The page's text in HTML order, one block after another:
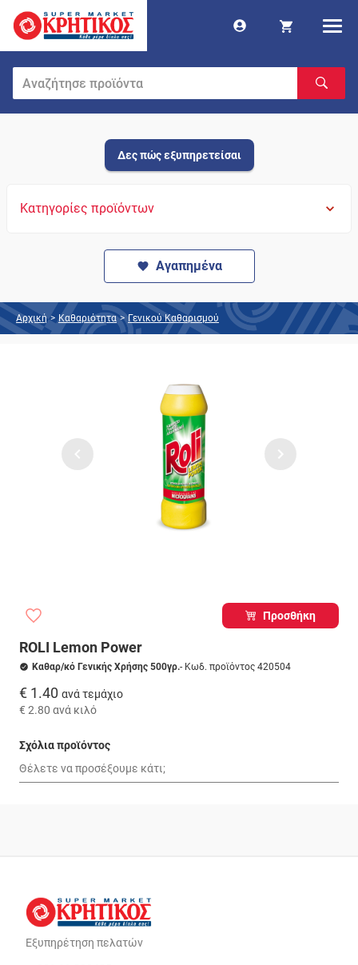
Δες πώς εξυπηρετείσαι
Κατηγορίες προϊόντων
Αγαπημένα
Αρχική > Καθαριότητα > Γενικού Καθαρισμού
Προσθήκη
ROLI Lemon Power
Καθαρ/κό Γενικής Χρήσης 500γρ.- Κωδ. προϊόντος 420504
€ 1.40 ανά τεμάχιο
€ 2.80 ανά κιλό
Σχόλια προϊόντος
Εξυπηρέτηση πελατών